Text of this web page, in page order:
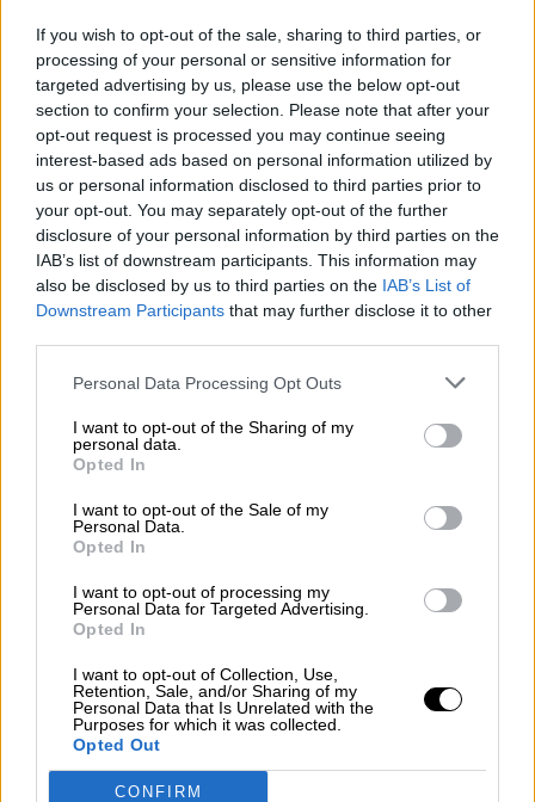
If you wish to opt-out of the sale, sharing to third parties, or
processing of your personal or sensitive information for
targeted advertising by us, please use the below opt-out
section to confirm your selection. Please note that after your
opt-out request is processed you may continue seeing
interest-based ads based on personal information utilized by
us or personal information disclosed to third parties prior to
your opt-out. You may separately opt-out of the further
disclosure of your personal information by third parties on the
IAB’s list of downstream participants. This information may
also be disclosed by us to third parties on the IAB’s List of
Downstream Participants that may further disclose it to other
Personal Data Processing Opt Outs
I want to opt-out of the Sharing of my
personal data.
Opted In
I want to opt-out of the Sale of my
Personal Data.
Opted In
I want to opt-out of processing my
Personal Data for Targeted Advertising.
Opted In
I want to opt-out of Collection, Use,
Retention, Sale, and/or Sharing of my
Personal Data that Is Unrelated with the
Purposes for which it was collected.
Opted Out
CONFIRM
Más artículos de este autor
jueves, 18 de julio de 2019
Getafe propone no cobrar la tasa de
terrazas y veladores hasta el verano de
Más artículos de este autor
miércoles, 6 de mayo de 2020
OPINIONES DIVERSAS